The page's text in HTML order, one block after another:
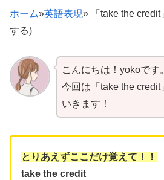
ホーム»英語表現» 「take the
する)
こんにちは！yokoです。
今回は「take the credit
いきます！
とりあえずここだけ覚えて！！
take the credit